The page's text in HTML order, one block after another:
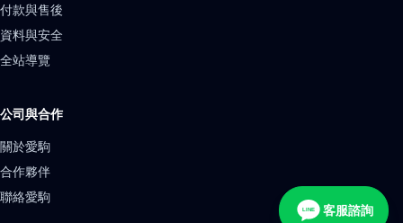
付款與售後
資料與安全
全站導覽
公司與合作
關於愛駒
合作夥伴
聯絡愛駒
LINE 客服諮詢